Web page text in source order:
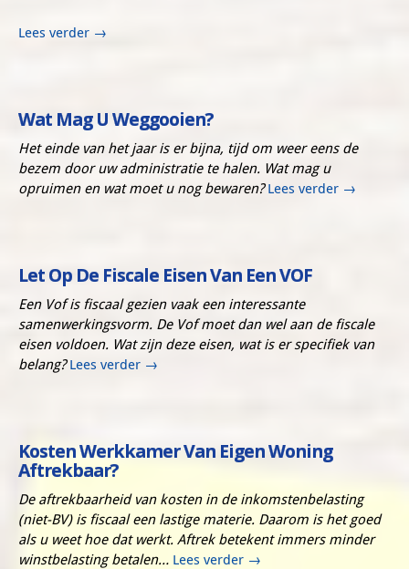
Lees verder →
Wat Mag U Weggooien?
Het einde van het jaar is er bijna, tijd om weer eens de
bezem door uw administratie te halen. Wat mag u
opruimen en wat moet u nog bewaren? Lees verder →
Let Op De Fiscale Eisen Van Een VOF
Een Vof is fiscaal gezien vaak een interessante
samenwerkingsvorm. De Vof moet dan wel aan de fiscale
eisen voldoen. Wat zijn deze eisen, wat is er specifiek van
belang? Lees verder →
Kosten Werkkamer Van Eigen Woning
Aftrekbaar?
De aftrekbaarheid van kosten in de inkomstenbelasting
(niet-BV) is fiscaal een lastige materie. Daarom is het goed
als u weet hoe dat werkt. Aftrek betekent immers minder
winstbelasting betalen… Lees verder →